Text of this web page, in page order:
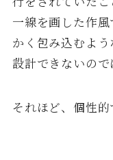
一線を画した作
かく包み込むよ
設計できないので
それほど、個性的